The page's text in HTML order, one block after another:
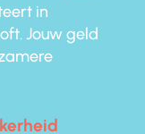
in
Jouw geld